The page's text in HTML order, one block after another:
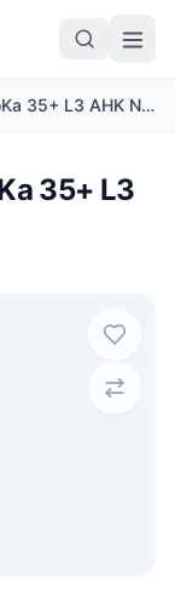
Opel Movano Pritsche DoKa 35+ L3 AHK NSW AppleC Kam
35+ L3